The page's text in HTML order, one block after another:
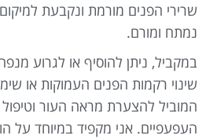
שרירי הפנים מורמת ונקבעת
נמתח ומורם.
במקביל, ניתן להוסיף או לגרוע
שינוי רקמות הפנים העמוקות או
המוביל להצערת מראה העור
העפעפיים. אני מקפיד במיוחד על